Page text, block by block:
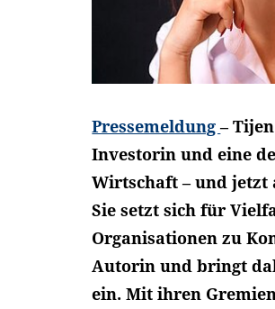
Pressemeldung–
Investorin und eine
Wirtschaft – und
Sie setzt sich für
Organisationen zu
Autorin und bringt
ein. Mit ihren